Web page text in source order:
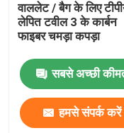
वाललेट / बैग के लिए
लेपित टवील 3 के कार्बन
फाइबर चमड़ा कपड़ा
सबसे अच्छी
हमसे संपर्क करें